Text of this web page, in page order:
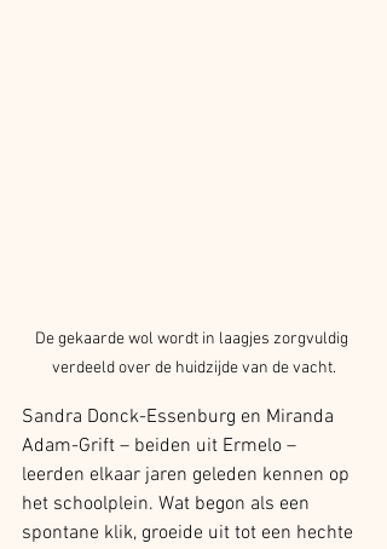
De gekaarde wol wordt in laagjes zorgvuldig
verdeeld over de huidzijde van de vacht.
Sandra Donck-Essenburg en Miranda
Adam-Grift – beiden uit Ermelo –
leerden elkaar jaren geleden kennen op
het schoolplein. Wat begon als een
spontane klik, groeide uit tot een hechte